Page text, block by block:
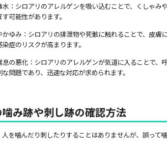
水：シロアリのアレルゲンを吸い込むことで、くしゃ
可能性があります。
かゆみ：シロアリの排泄物や死骸に触れることで、皮
症のリスクが高まります。
の悪化：シロアリのアレルゲンが気道に入ることで
問題であり、迅速な対応が求められます。
み跡や刺し跡の確認方法
を噛んだり刺したりすることはありませんが、誤っ